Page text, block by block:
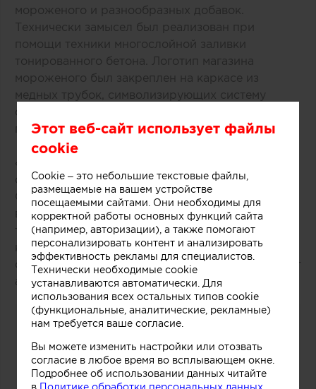
мороженого и разнообразных добавок.
Технически замысел был реализован при
помощи техники многослойной заливки
тонированного бетона. Логотип магазина
мороженого был закреплен на каркасе из
медных трубок, символизирующих систему
охлаждения в автоматах по производству
популярного ледяного лакомства.
«Монолитный фасад торговой точки выделяется
среди других объектов торгового центра.
Средствами дизайна нам удалось сосредоточить
внимание покупателей как на самом продукте,
так и на производственном процессе, в основе
которого перемешивание слоев фруктов, ягод,
орехов и ароматических добавок», рассказывают
авторы этого небольшого проекта.
Этот веб-сайт использует файлы
cookie
Cookie – это небольшие текстовые файлы,
размещаемые на вашем устройстве
посещаемыми сайтами. Они необходимы для
корректной работы основных функций сайта
(например, авторизации), а также помогают
персонализировать контент и анализировать
эффективность рекламы для специалистов.
Технически необходимые cookie
устанавливаются автоматически. Для
использования всех остальных типов cookie
(функциональные, аналитические, рекламные)
нам требуется ваше согласие.
Вы можете изменить настройки или отозвать
согласие в любое время во всплывающем окне.
Подробнее об использовании данных читайте